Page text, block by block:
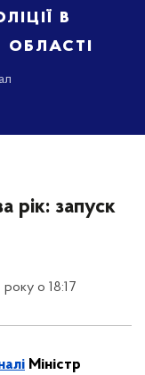
в
області
рік: запуск
о 18:17
Міністр